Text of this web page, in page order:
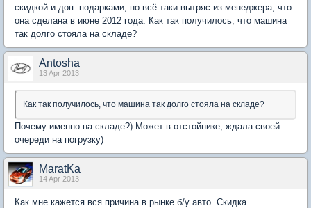
скидкой и доп. подарками, но всё таки вытряс из менеджера, что
она сделана в июне 2012 года. Как так получилось, что машина
так долго стояла на складе?
Antosha
13 Apr 2013
Как так получилось, что машина так долго стояла на складе?
Почему именно на складе?) Может в отстойнике, ждала своей
очереди на погрузку)
MaratKa
14 Apr 2013
Как мне кажется вся причина в рынке б/у авто. Скидка